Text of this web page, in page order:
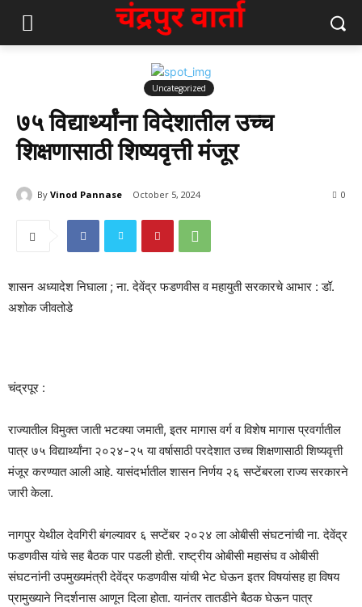
Uncategorized
७५ विद्यार्थ्यांना विदेशातील उच्च
शिक्षणासाठी शिष्यवृत्ती मंजूर
By Vinod Pannase October 5, 2024 0
शासन अध्यादेश निघाला ; ना. देवेंद्र फडणवीस व महायुती सरकारचे आभार : डॉ.
अशोक जीवतोडे
चंद्रपूर :
राज्यातील विमुक्त जाती भटक्या जमाती, इतर मागास वर्ग व विशेष मागास प्रवर्गातील
पात्र ७५ विद्यार्थ्यांना २०२४-२५ या वर्षासाठी परदेशात उच्च शिक्षणासाठी शिष्यवृत्ती
मंजूर करण्यात आली आहे. यासंदर्भातील शासन निर्णय २६ सप्टेंबरला राज्य सरकारने
जारी केला.
नागपुर येथील देवगिरी बंगल्यावर ६ सप्टेंबर २०२४ ला ओबीसी संघटनांची ना. देवेंद्र
फडणवीस यांचे सह बैठक पार पडली होती. राष्ट्रीय ओबीसी महासंघ व ओबीसी
संघटनांनी उपमुख्यमंत्री देवेंद्र फडणवीस यांची भेट घेऊन इतर विषयांसह हा विषय
प्रामुख्याने निदर्शनास आणून दिला होता. यानंतर तातडीने बैठक घेऊन पात्र